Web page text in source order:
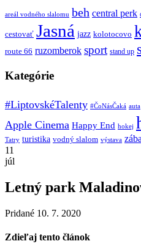
areál vodného slalomu beh central perk
cestovať Jasná jazz kolotocovo
route 66 ruzomberok sport stand up
Kategórie
#LiptovskéTalenty #ČoNásČaká auta
Apple Cinema Happy End hokej
Tatry turistika vodný slalom výstava
11
júl
Letný park
Pridané 10. 7. 2020
Zdieľaj tento článok